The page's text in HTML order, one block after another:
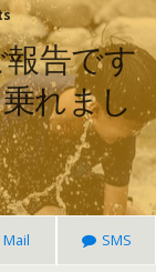
告です
れまし
Mail SMS